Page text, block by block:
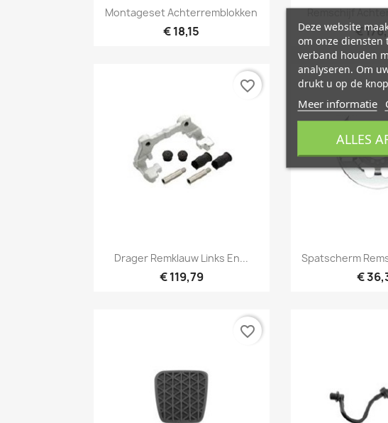
Snel bekijken
Montageset Achterremblokken
€ 18,15
Snel
Remschijf
€
Snel bekijken
Drager Remklauw Links En...
€ 119,79
favorite_border
Snel
Spatscherm
€
favorite_border
Deze website
om onze diensten
verband houden
analyseren. Om
drukt u op de
Meer informatie
ALLES